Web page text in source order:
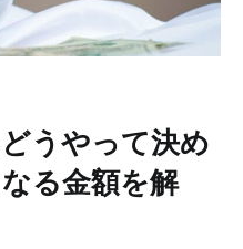
うやって決め
る金額を解